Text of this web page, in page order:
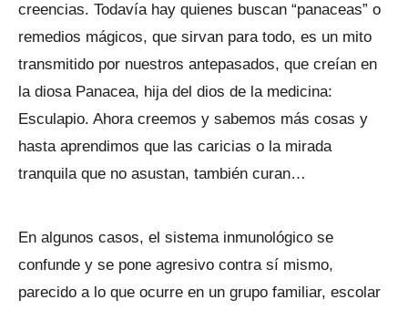
creencias. Todavía hay quienes buscan “panaceas” o
remedios mágicos, que sirvan para todo, es un mito
transmitido por nuestros antepasados, que creían en
la diosa Panacea, hija del dios de la medicina:
Esculapio. Ahora creemos y sabemos más cosas y
hasta aprendimos que las caricias o la mirada
tranquila que no asustan, también curan…
En algunos casos, el sistema inmunológico se
confunde y se pone agresivo contra sí mismo,
parecido a lo que ocurre en un grupo familiar, escolar